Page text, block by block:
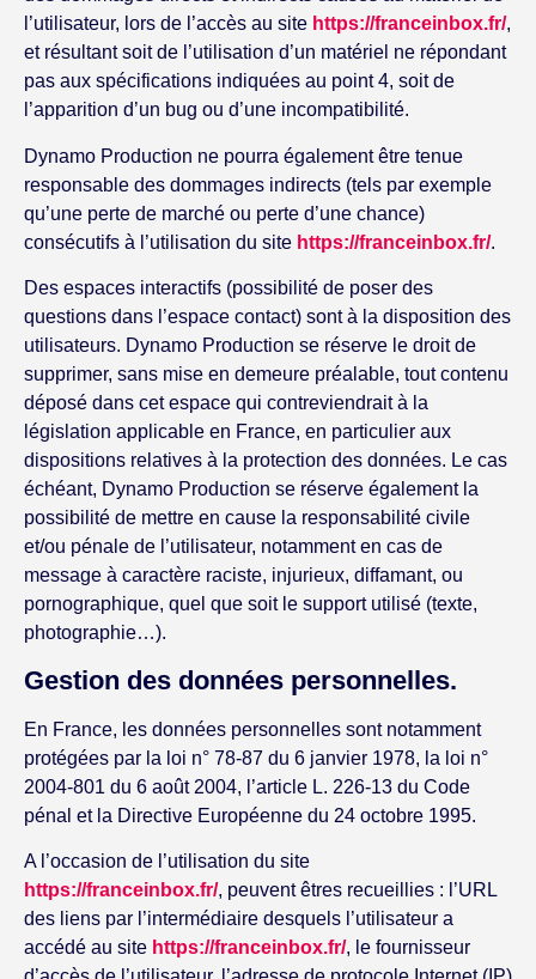
l’utilisateur, lors de l’accès au site https://franceinbox.fr/,
et résultant soit de l’utilisation d’un matériel ne répondant
pas aux spécifications indiquées au point 4, soit de
l’apparition d’un bug ou d’une incompatibilité.
Dynamo Production ne pourra également être tenue
responsable des dommages indirects (tels par exemple
qu’une perte de marché ou perte d’une chance)
consécutifs à l’utilisation du site https://franceinbox.fr/.
Des espaces interactifs (possibilité de poser des
questions dans l’espace contact) sont à la disposition des
utilisateurs. Dynamo Production se réserve le droit de
supprimer, sans mise en demeure préalable, tout contenu
déposé dans cet espace qui contreviendrait à la
législation applicable en France, en particulier aux
dispositions relatives à la protection des données. Le cas
échéant, Dynamo Production se réserve également la
possibilité de mettre en cause la responsabilité civile
et/ou pénale de l’utilisateur, notamment en cas de
message à caractère raciste, injurieux, diffamant, ou
pornographique, quel que soit le support utilisé (texte,
photographie…).
Gestion des données personnelles.
En France, les données personnelles sont notamment
protégées par la loi n° 78-87 du 6 janvier 1978, la loi n°
2004-801 du 6 août 2004, l’article L. 226-13 du Code
pénal et la Directive Européenne du 24 octobre 1995.
A l’occasion de l’utilisation du site
https://franceinbox.fr/, peuvent êtres recueillies : l’URL
des liens par l’intermédiaire desquels l’utilisateur a
accédé au site https://franceinbox.fr/, le fournisseur